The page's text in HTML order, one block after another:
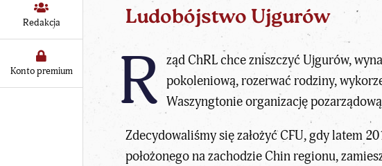
Redakcja
Konto premium
Ludobójstwo Ujgurów
R ząd ChRL chce zniszczyć Ujgurów,
pokoleniową, rozerwać rodziny,
Waszyngtonie organizację
Zdecydowaliśmy się założyć CFU, gdy latem
położonego na zachodzie Chin regionu,